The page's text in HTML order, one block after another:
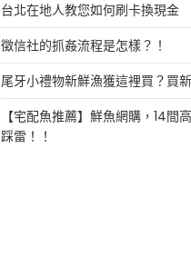
台北在地人教您如何刷卡換現金
徵信社的抓姦流程是怎樣？！
尾牙小禮物新鮮漁獲這裡買？買
【宅配魚推薦】鮮魚網購，14間
踩雷！！